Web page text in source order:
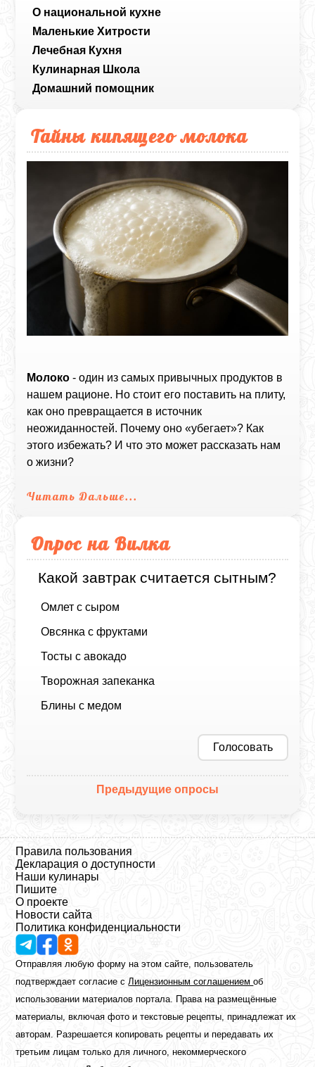
О национальной кухне
Маленькие Хитрости
Лечебная Кухня
Кулинарная Школа
Домашний помощник
Тайны кипящего молока
Молоко - один из самых привычных продуктов в
нашем рационе. Но стоит его поставить на плиту,
как оно превращается в источник
неожиданностей. Почему оно «убегает»? Как
этого избежать? И что это может рассказать нам
о жизни?
Читать Дальше...
Опрос на Вилка
Какой завтрак считается сытным?
Омлет с сыром
Овсянка с фруктами
Тосты с авокадо
Творожная запеканка
Блины с медом
Голосовать
Предыдущие опросы
Правила пользования
Декларация о доступности
Наши кулинары
Пишите
О проекте
Новости сайта
Политика конфиденциальности
Отправляя любую форму на этом сайте, пользователь
подтверждает согласие сЛицензионным соглашениемоб
использовании материалов портала. Права на размещённые
материалы, включая фото и текстовые рецепты, принадлежат их
авторам. Разрешается копировать рецепты и передавать их
третьим лицам только для личного, некоммерческого